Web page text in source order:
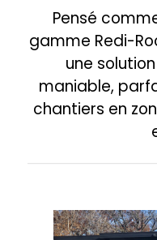
Pensé
gamme Redi-
une
maniable,
chantiers en